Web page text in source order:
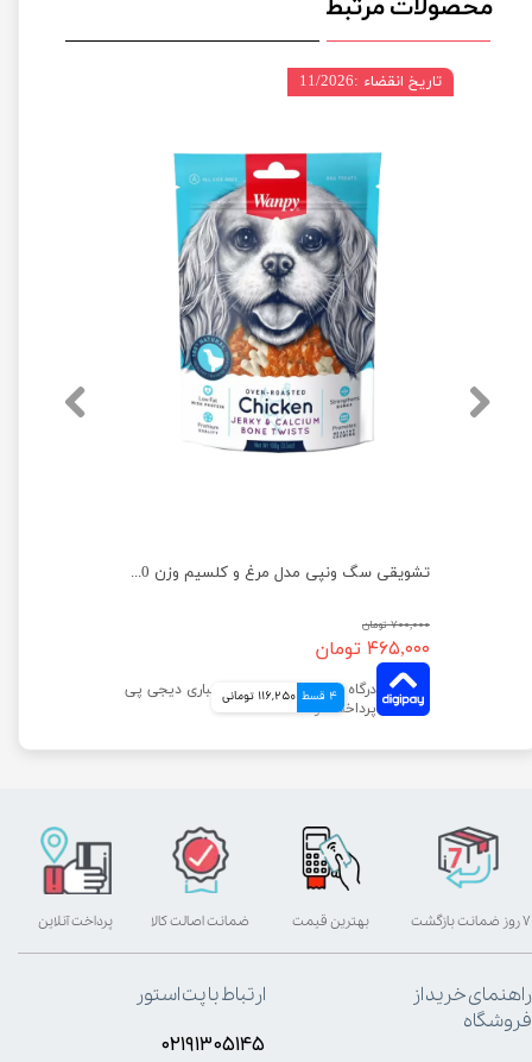
محصولات مرتبط
تشویقی سگ ونپی مدل مرغ و کلسیم وزن 100 گرم
۷۰۰,۰۰۰ تومان
۴۶۵,۰۰۰ تومان
4 قسط 116,250 تومانی
تاریخ انقضاء :11/2026
بهترین قیمت پرداخت آنلاین ۷ روز ضمانت بازگشت ضمانت اصالت کالا
راهنمای خرید از
فروشگاه
ارتباط با پت استور
۰۲۱۹۱۳۰۵۱۴۵